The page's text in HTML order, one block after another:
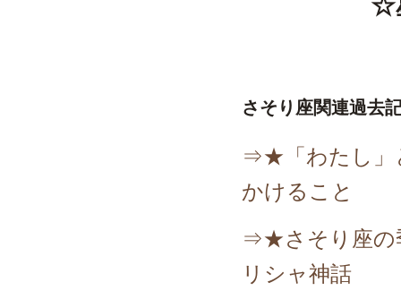
☆
さそり座関連過去
⇒★「わたし」
かけること
⇒★さそり座の
リシャ神話